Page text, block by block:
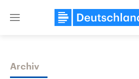
Close
Archiv